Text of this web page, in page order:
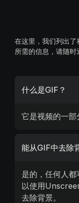
在这里，我们列出
所需的信息，请随
什么是GIF？
它是视频的一部
能从GIF中去除
是的，任何人
以使用
去除背景。